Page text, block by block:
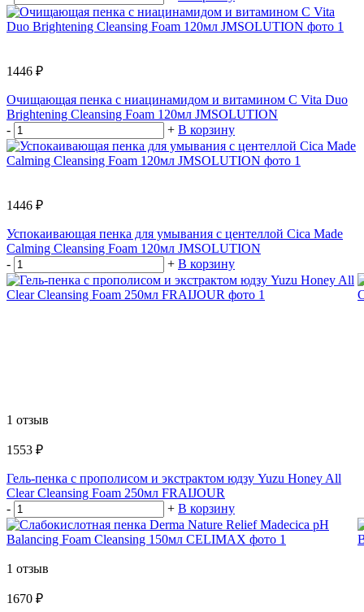
1446 ₽
Очищающая пенка с ниацинамидом и витамином С Vita Duo
Brightening Cleansing Foam 120мл JMSOLUTION
-
+ В корзину
1446 ₽
Успокаивающая пенка для умывания с центеллой Cica Made
Calming Cleansing Foam 120мл JMSOLUTION
-
+ В корзину
1 отзыв
1553 ₽
Гель-пенка с прополисом и экстрактом юдзу Yuzu Honey All
Clear Cleansing Foam 250мл FRAIJOUR
-
+ В корзину
1 отзыв
1670 ₽